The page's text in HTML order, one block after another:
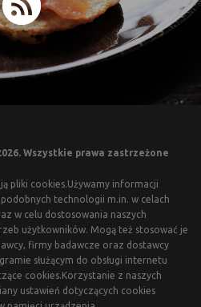
Wszystkie prawa zastrzeżone
pliki cookies.Używamy informacji
technologii m.in. w celach
w celu dostosowania naszych
użytkowników. Mogą też stosować je
firmy badawcze oraz dostawcy
służącym do obsługi internetu
cookies.Korzystanie z naszych
ustawień dotyczących cookies